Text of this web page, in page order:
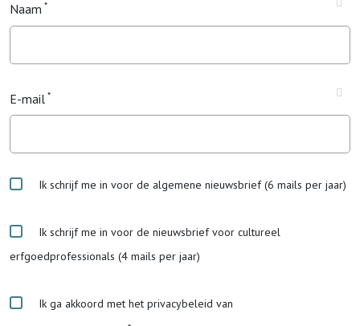
Naam
E-mail
Ik schrijf me in voor de algemene nieuwsbrief (6 mails per jaar)
Ik schrijf me in voor de nieuwsbrief voor cultureel
erfgoedprofessionals (4 mails per jaar)
Ik ga akkoord met het privacybeleid van